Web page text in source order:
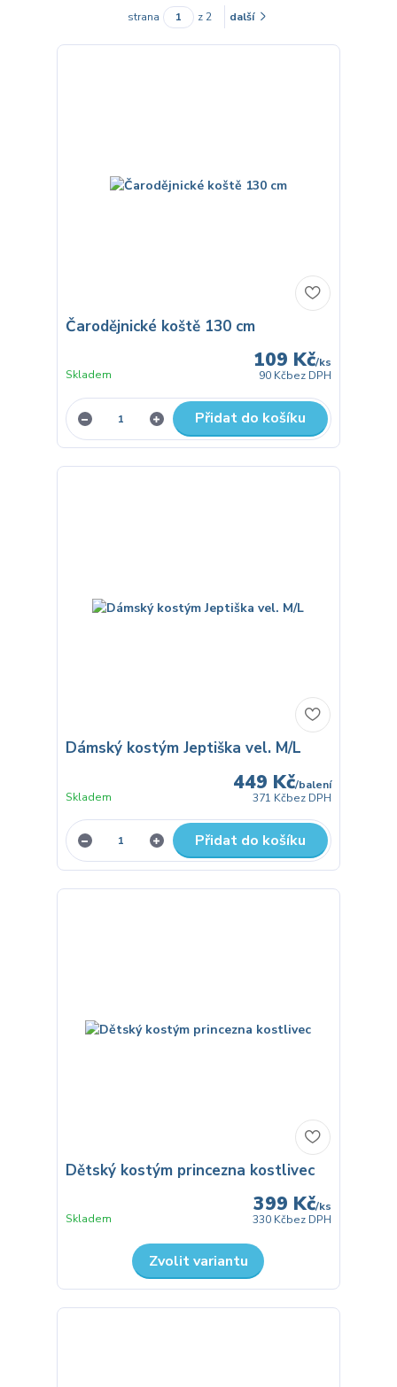
strana z 2 další
Čarodějnické koště 130 cm
109 Kč/ks
90 Kčbez DPH
Skladem
Přidat do košíku
Dámský kostým Jeptiška vel. M/L
449 Kč/balení
371 Kčbez DPH
Skladem
Přidat do košíku
Dětský kostým princezna kostlivec
399 Kč/ks
330 Kčbez DPH
Skladem
Zvolit variantu